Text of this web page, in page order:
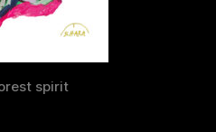
spirit